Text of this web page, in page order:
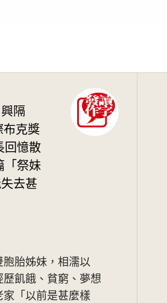
隔
布克獎
回憶散
「祭妹
去甚
胎姊妹，相濡以
飢餓、貧窮、夢想
「以前是甚麼樣